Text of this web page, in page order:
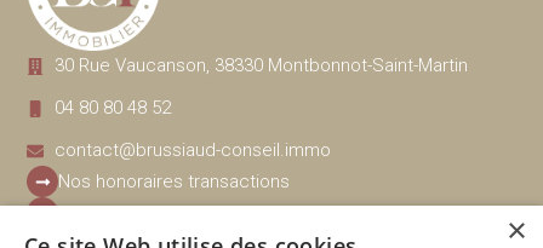
30 Rue Vaucanson, 38330 Montbonnot-Saint-Martin
04 80 80 48 52
contact@brussiaud-conseil.immo
Nos honoraires transactions
Nos honoraires gestion, location
×